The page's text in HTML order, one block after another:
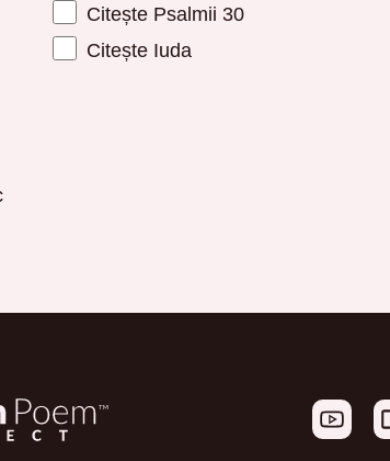
Citește Psalmii 30
Citește Iuda